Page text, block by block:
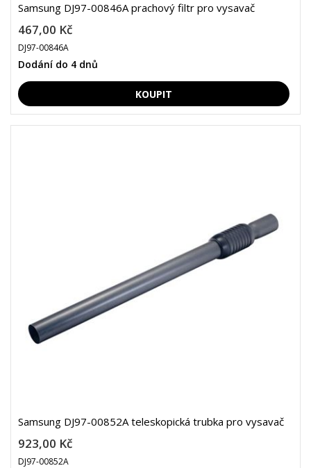
Samsung DJ97-00846A prachový filtr pro vysavač
467,00 Kč
DJ97-00846A
Dodání do 4 dnů
Samsung DJ97-00852A teleskopická trubka pro vysavač
923,00 Kč
DJ97-00852A